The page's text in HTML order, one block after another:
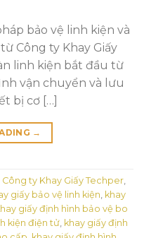
bảo vệ linh kiện và
Công ty Khay Giấy
linh kiện bắt đầu từ
vận chuyển và lưu
bị cơ […]
→
Công ty Khay Giấy Techper,
giấy bảo vệ linh kiện, khay
giấy định hình bảo vệ bo
kiện điện tử, khay giấy định